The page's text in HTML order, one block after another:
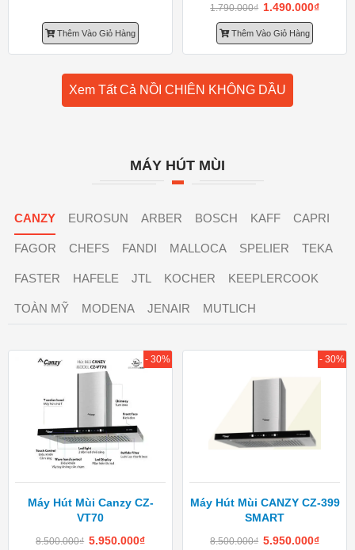
Thêm Vào Giỏ Hàng
1.790.000₫ 1.490.000₫
Thêm Vào Giỏ Hàng
Xem Tất Cả NỒI CHIÊN KHÔNG DẦU
MÁY HÚT MÙI
CANZY EUROSUN ARBER BOSCH KAFF CAPRI
FAGOR CHEFS FANDI MALLOCA SPELIER TEKA
FASTER HAFELE JTL KOCHER KEEPLERCOOK
TOÀN MỸ MODENA JENAIR MUTLICH
Máy Hút Mùi Canzy CZ-
VT70
8.500.000₫ 5.950.000₫
- 30%
Máy Hút Mùi CANZY CZ-399
SMART
8.500.000₫ 5.950.000₫
- 30%